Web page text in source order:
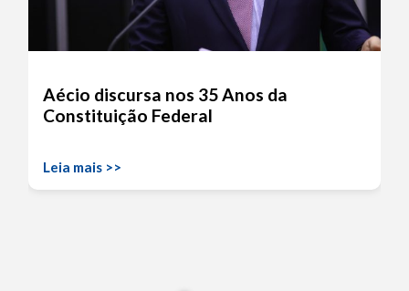
Aécio discursa nos 35 Anos da
Constituição Federal
Leia mais >>